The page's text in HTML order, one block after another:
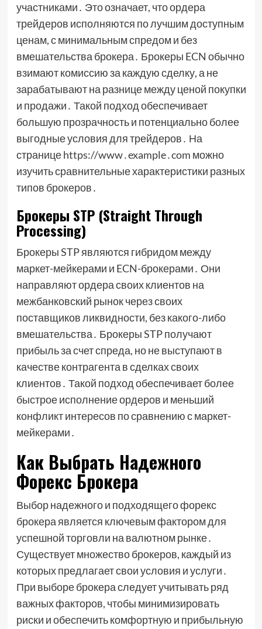
участниками․ Это означает, что ордера
трейдеров исполняются по лучшим доступным
ценам, с минимальным спредом и без
вмешательства брокера․ Брокеры ECN обычно
взимают комиссию за каждую сделку, а не
зарабатывают на разнице между ценой покупки
и продажи․ Такой подход обеспечивает
большую прозрачность и потенциально более
выгодные условия для трейдеров․ На
странице https://www․example․com можно
изучить сравнительные характеристики разных
типов брокеров․
Брокеры STP (Straight Through
Processing)
Брокеры STP являются гибридом между
маркет-мейкерами и ECN-брокерами․ Они
направляют ордера своих клиентов на
межбанковский рынок через своих
поставщиков ликвидности, без какого-либо
вмешательства․ Брокеры STP получают
прибыль за счет спреда, но не выступают в
качестве контрагента в сделках своих
клиентов․ Такой подход обеспечивает более
быстрое исполнение ордеров и меньший
конфликт интересов по сравнению с маркет-
мейкерами․
Как Выбрать Надежного
Форекс Брокера
Выбор надежного и подходящего форекс
брокера является ключевым фактором для
успешной торговли на валютном рынке․
Существует множество брокеров, каждый из
которых предлагает свои условия и услуги․
При выборе брокера следует учитывать ряд
важных факторов, чтобы минимизировать
риски и обеспечить комфортную и прибыльную